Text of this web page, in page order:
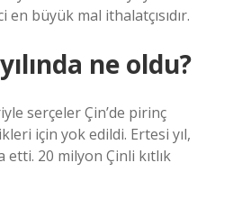
büyük mal ithalatçısıdır.
ne oldu?
serçeler Çin’de pirinç
için yok edildi. Ertesi yıl,
20 milyon Çinli kıtlık